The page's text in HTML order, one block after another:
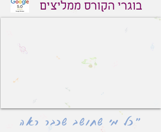
בוגרי הקורס ממליצים
״כל מי שחושב שכבר ראה